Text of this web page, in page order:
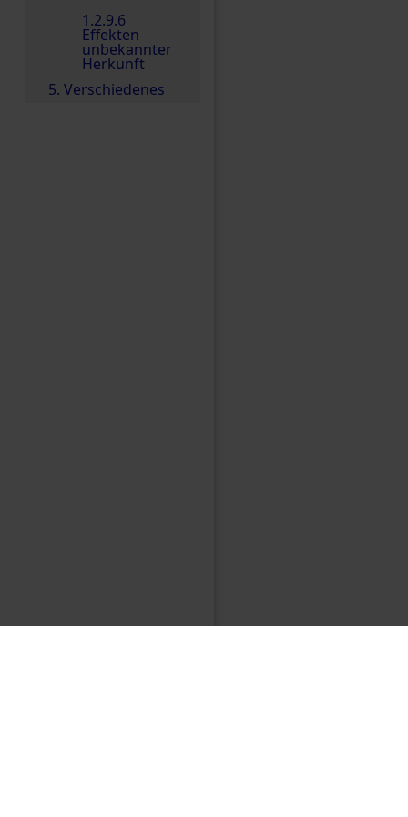
1.2.9.6
Effekten
unbekannter
Herkunft
5. Verschiedenes